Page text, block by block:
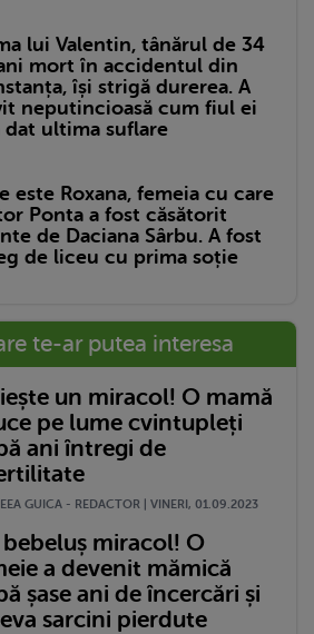
lui Valentin, tânărul de 34
mort în accidentul din
își strigă durerea. A
neputincioasă cum fiul ei
dat ultima suflare
este Roxana, femeia cu care
Ponta a fost căsătorit
de Daciana Sârbu. A fost
de liceu cu prima soție
te-ar putea interesa
un miracol! O mamă
pe lume cvintupleți
ani întregi de
GUICA - REDACTOR | VINERI, 01.09.2023
miracol! O
a devenit mămică
șase ani de încercări și
sarcini pierdute